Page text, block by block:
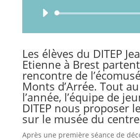
Lecteur
Les élèves du DITEP
Etienne à Brest
rencontre de
Monts d’Arrée. Tout
l’année, l’équipe de
DITEP nous proposer
sur le musée du
Après une première séance de